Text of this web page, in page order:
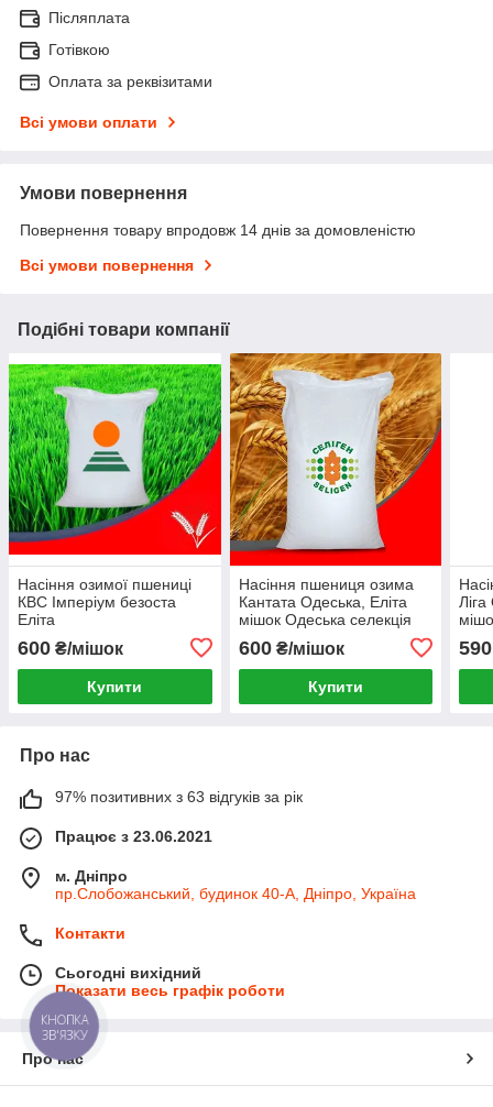
Післяплата
Готівкою
Оплата за реквізитами
Всі умови оплати
Умови повернення
Повернення товару впродовж 14 днів за домовленістю
Всі умови повернення
Подібні товари компанії
Насіння озимої пшениці
КВС Імперіум безоста
Еліта
600 ₴/мішок
Купити
Насіння пшениця озима
Кантата Одеська, Еліта
мішок Одеська селекція
600₴/мішок
Купити
590
Про нас
97% позитивних з 63 відгуків за рік
Працює з 23.06.2021
м. Дніпро
пр.Слобожанський, будинок 40-А, Дніпро, Україна
Контакти
Сьогодні вихідний
Показати весь графік роботи
Про нас
КНОПКА
ЗВ'ЯЗКУ